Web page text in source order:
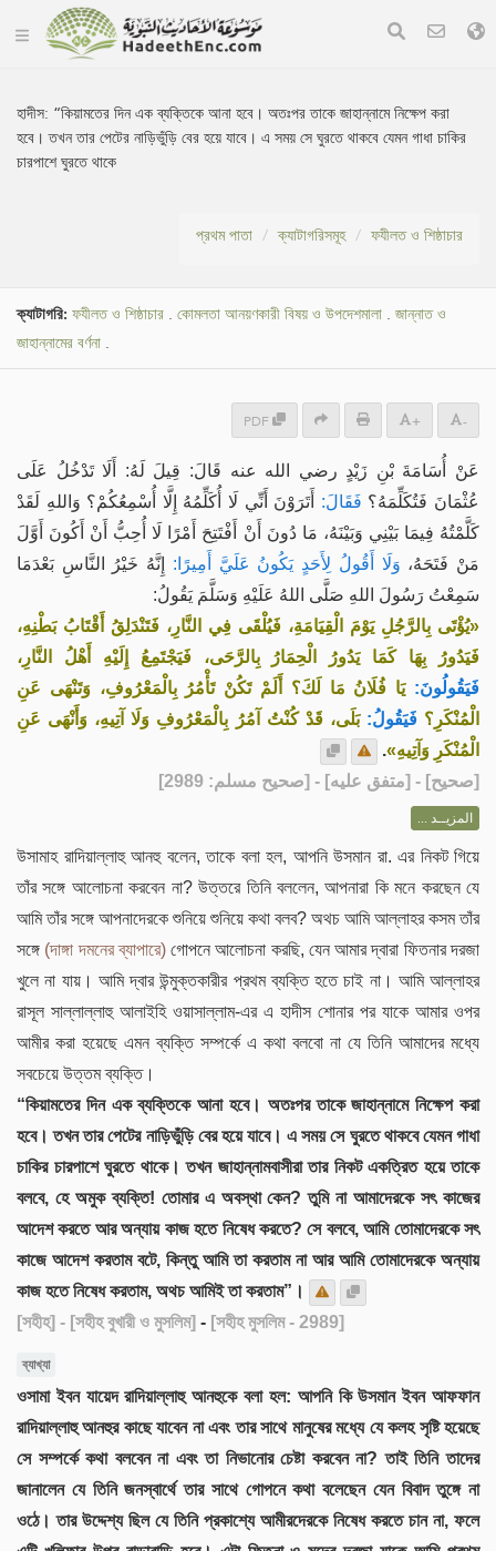
হাদীস: “কিয়ামতের দিন এক ব্যক্তিকে আনা হবে। অতঃপর তাকে জাহান্নামে নিক্ষেপ করা
হবে। তখন তার পেটের নাড়িভুঁড়ি বের হয়ে যাবে। এ সময় সে ঘুরতে থাকবে যেমন গাধা চাকির
চারপাশে ঘুরতে থাকে
প্রথম পাতা ক্যাটাগরিসমূহ ফযীলত ও শিষ্ঠাচার
ক্যাটাগরি: ফযীলত ও শিষ্ঠাচার . কোমলতা আনয়ণকারী বিষয় ও উপদেশমালা . জান্নাত ও
জাহান্নামের বর্ণনা .
PDF + -
عَنْ أُسَامَةَ بْنِ زَيْدٍ رضي الله عنه قَالَ: قِيلَ لَهُ: أَلَا تَدْخُلُ عَلَى
عُثْمَانَ فَتُكَلِّمَهُ؟ فَقَالَ: أَتَرَوْنَ أَنِّي لَا أُكَلِّمُهُ إِلَّا أُسْمِعُكُمْ؟ وَاللهِ لَقَدْ
كَلَّمْتُهُ فِيمَا بَيْنِي وَبَيْنَهُ، مَا دُونَ أَنْ أَفْتَتِحَ أَمْرًا لَا أُحِبُّ أَنْ أَكُونَ أَوَّلَ
مَنْ فَتَحَهُ، وَلَا أَقُولُ لِأَحَدٍ يَكُونُ عَلَيَّ أَمِيرًا: إِنَّهُ خَيْرُ النَّاسِ بَعْدَمَا
سَمِعْتُ رَسُولَ اللهِ صَلَّى اللهُ عَلَيْهِ وَسَلَّمَ يَقُولُ:
«يُؤْتَى بِالرَّجُلِ يَوْمَ الْقِيَامَةِ، فَيُلْقَى فِي النَّارِ، فَتَنْدَلِقُ أَقْتَابُ بَطْنِهِ،
فَيَدُورُ بِهَا كَمَا يَدُورُ الْحِمَارُ بِالرَّحَى، فَيَجْتَمِعُ إِلَيْهِ أَهْلُ النَّارِ،
فَيَقُولُونَ: يَا فُلَانُ مَا لَكَ؟ أَلَمْ تَكُنْ تَأْمُرُ بِالْمَعْرُوفِ، وَتَنْهَى عَنِ
الْمُنْكَرِ؟ فَيَقُولُ: بَلَى، قَدْ كُنْتُ آمُرُ بِالْمَعْرُوفِ وَلَا آتِيهِ، وَأَنْهَى عَنِ
الْمُنْكَرِ وَآتِيهِ».
[صحيح] - [متفق عليه] - [صحيح مسلم: 2989]
المزيــد ...
উসামাহ রাদিয়াল্লাহু আনহু বলেন, তাকে বলা হল, আপনি উসমান রা. এর নিকট গিয়ে
তাঁর সঙ্গে আলোচনা করবেন না? উত্তরে তিনি বললেন, আপনারা কি মনে করছেন যে
আমি তাঁর সঙ্গে আপনাদেরকে শুনিয়ে শুনিয়ে কথা বলব? অথচ আমি আল্লাহর কসম তাঁর
সঙ্গে (দাঙ্গা দমনের ব্যাপারে)গোপনে আলোচনা করছি, যেন আমার দ্বারা ফিতনার দরজা
খুলে না যায়। আমি দ্বার উন্মুক্তকারীর প্রথম ব্যক্তি হতে চাই না। আমি আল্লাহর
রাসূল সাল্লাল্লাহু আলাইহি ওয়াসাল্লাম-এর এ হাদীস শোনার পর যাকে আমার ওপর
আমীর করা হয়েছে এমন ব্যক্তি সম্পর্কে এ কথা বলবো না যে তিনি আমাদের মধ্যে
সবচেয়ে উত্তম ব্যক্তি।
“কিয়ামতের দিন এক ব্যক্তিকে আনা হবে। অতঃপর তাকে জাহান্নামে নিক্ষেপ করা
হবে। তখন তার পেটের নাড়িভুঁড়ি বের হয়ে যাবে। এ সময় সে ঘুরতে থাকবে যেমন গাধা
চাকির চারপাশে ঘুরতে থাকে। তখন জাহান্নামবাসীরা তার নিকট একত্রিত হয়ে তাকে
বলবে, হে অমুক ব্যক্তি! তোমার এ অবস্থা কেন? তুমি না আমাদেরকে সৎ কাজের
আদেশ করতে আর অন্যায় কাজ হতে নিষেধ করতে? সে বলবে, আমি তোমাদেরকে সৎ
কাজে আদেশ করতাম বটে, কিন্তু আমি তা করতাম না আর আমি তোমাদেরকে অন্যায়
কাজ হতে নিষেধ করতাম, অথচ আমিই তা করতাম”।
[সহীহ] - [সহীহ বুখারী ও মুসলিম] - [সহীহ মুসলিম - 2989]
ব্যাখ্যা
ওসামা ইবন যায়েদ রাদিয়াল্লাহু আনহুকে বলা হল: আপনি কি উসমান ইবন আফফান
রাদিয়াল্লাহু আনহুর কাছে যাবেন না এবং তার সাথে মানুষের মধ্যে যে কলহ সৃষ্টি হয়েছে
সে সম্পর্কে কথা বলবেন না এবং তা নিভানোর চেষ্টা করবেন না? তাই তিনি তাদের
জানালেন যে তিনি জনস্বার্থে তার সাথে গোপনে কথা বলেছেন যেন বিবাদ তুঙ্গে না
ওঠে। তার উদ্দেশ্য ছিল যে তিনি প্রকাশ্যে আমীরদেরকে নিষেধ করতে চান না, ফলে